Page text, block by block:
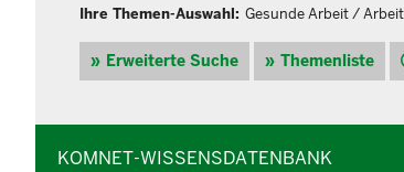
Ihre Themen-Auswahl: Gesunde Arbeit /
Erweiterte Suche Themenliste
KOMNET-WISSENSDATENBANK